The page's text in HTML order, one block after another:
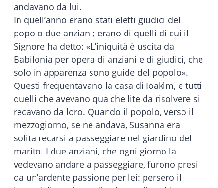
andavano da lui.
In quell’anno erano stati eletti giudici del
popolo due anziani; erano di quelli di cui il
Signore ha detto: «L’iniquità è uscita da
Babilonia per opera di anziani e di giudici, che
solo in apparenza sono guide del popolo».
Questi frequentavano la casa di Ioakìm, e tutti
quelli che avevano qualche lite da risolvere si
recavano da loro. Quando il popolo, verso il
mezzogiorno, se ne andava, Susanna era
solita recarsi a passeggiare nel giardino del
marito. I due anziani, che ogni giorno la
vedevano andare a passeggiare, furono presi
da un’ardente passione per lei: persero il